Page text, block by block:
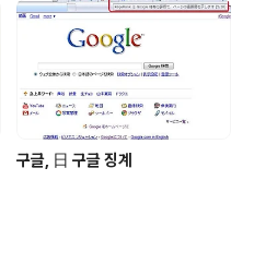
구글, 日 구글 징계